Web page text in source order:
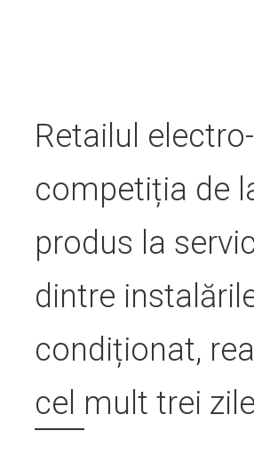
Retailul
competiția de
produs la
dintre
condiționat,
cel mult trei zile